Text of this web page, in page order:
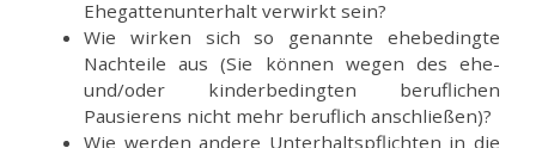
Ehegattenunterhalt verwirkt sein?
Wie wirken sich so genannte ehebedingte
Nachteile aus (Sie können wegen des ehe-
und/oder kinderbedingten beruflichen
Pausierens nicht mehr beruflich anschließen)?
Wie werden andere Unterhaltspflichten in die